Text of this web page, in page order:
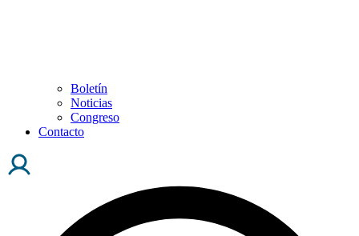
Boletín
Noticias
Congreso
Contacto